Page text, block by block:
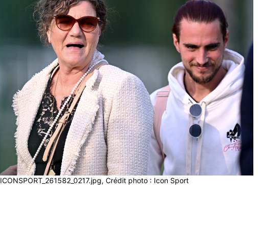
ICONSPORT_261582_0217.jpg, Crédit photo : Icon Sport